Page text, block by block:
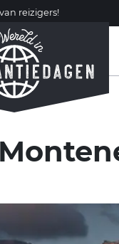
reizigers!